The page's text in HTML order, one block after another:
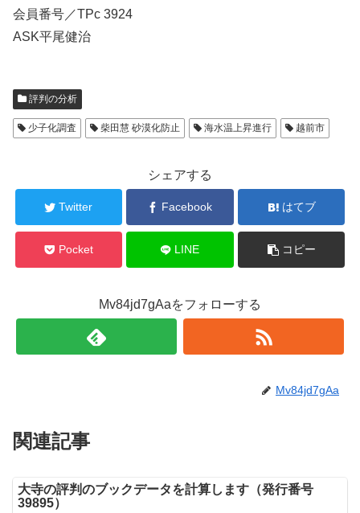
会員番号／TPc 3924
ASK平尾健治
評判の分析
少子化調査 柴田慧 砂漠化防止 海水温上昇進行 越前市
シェアする
Twitter Facebook はてブ
Pocket LINE コピー
Mv84jd7gAaをフォローする
Mv84jd7gAa
関連記事
大寺の評判のブックデータを計算します（発行番号
39895）